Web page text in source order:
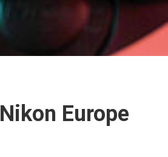
Nikon Europe